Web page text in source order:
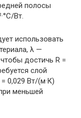
полосы
Вт.
использовать
λ —
достичь R =
слой
0,029 Вт/(м·К)
меньшей